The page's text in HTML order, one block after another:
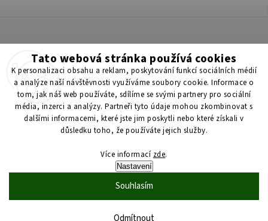
Tato webová stránka používá cookies
K personalizaci obsahu a reklam, poskytování funkcí sociálních médií
a analýze naší návštěvnosti využíváme soubory cookie. Informace o
tom, jak náš web používáte, sdílíme se svými partnery pro sociální
média, inzerci a analýzy. Partneři tyto údaje mohou zkombinovat s
dalšími informacemi, které jste jim poskytli nebo které získali v
důsledku toho, že používáte jejich služby.
Více informací zde.
Nastavení
Odmítnout
Souhlasím
Získejte 200 Kč na svůj první nákup 💛 Zapojte se do BONUS
programu a nakupujte levněji!
Copyright 2026 ScenticS.cz. Všechna práva vyhrazena.
Upravit nastavení cookies
VytvořilShoptet| DesignShoptak.cz